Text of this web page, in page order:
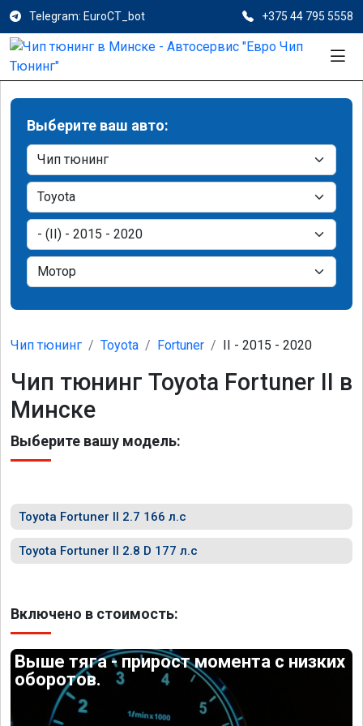
Telegram: EuroCT_bot +375 44 795 5558
Выберите ваш авто:
Чип тюнинг Toyota Fortuner II - 2015 - 2020
Чип тюнинг Toyota Fortuner II в
Минске
Выберите вашу модель:
Toyota Fortuner II 2.7 166 л.с
Toyota Fortuner II 2.8 D 177 л.с
Включено в стоимость:
Выше тяга - прирост момента с низких
оборотов.